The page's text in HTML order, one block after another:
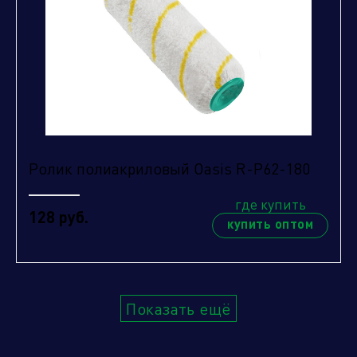
Ролик полиакриловый Oasis R-P62-180
128 руб.
где купить
купить оптом
Показать ещё